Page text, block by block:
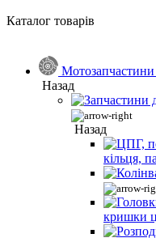
Каталог товарів
Мотозапчастини
Назад
Назад
кільця,
кришки